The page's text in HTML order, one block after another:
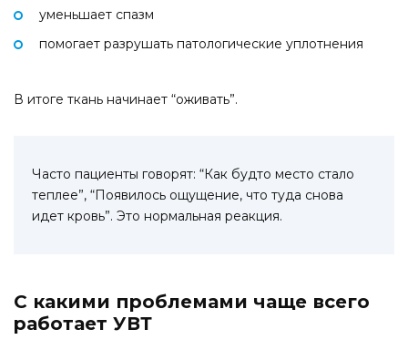
уменьшает спазм
помогает разрушать патологические уплотнения
В итоге ткань начинает “оживать”.
Часто пациенты говорят: “Как будто место стало
теплее”, “Появилось ощущение, что туда снова
идет кровь”. Это нормальная реакция.
С какими проблемами чаще всего
работает УВТ